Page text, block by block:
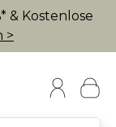
& Kostenlose
>